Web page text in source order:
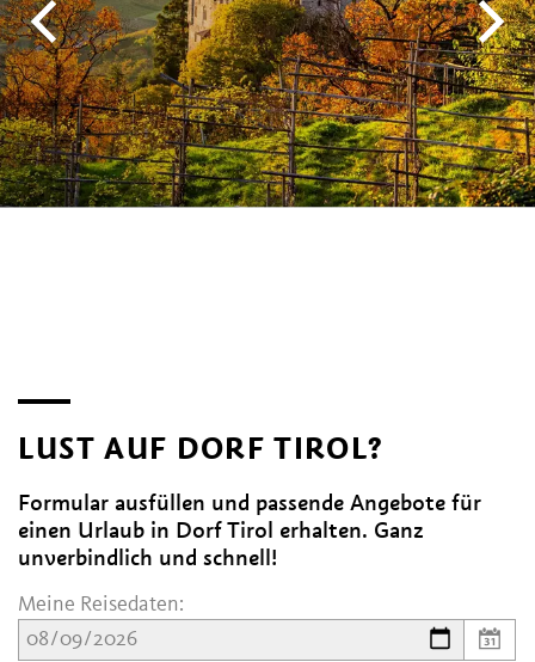
LUST AUF DORF TIROL?
Formular ausfüllen und passende Angebote für
einen Urlaub in Dorf Tirol erhalten. Ganz
unverbindlich und schnell!
Meine Reisedaten: